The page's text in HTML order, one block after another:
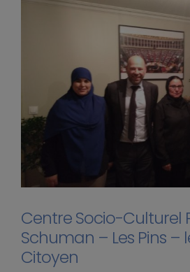
Centre Socio-Culturel
Schuman – Les Pins –
Citoyen